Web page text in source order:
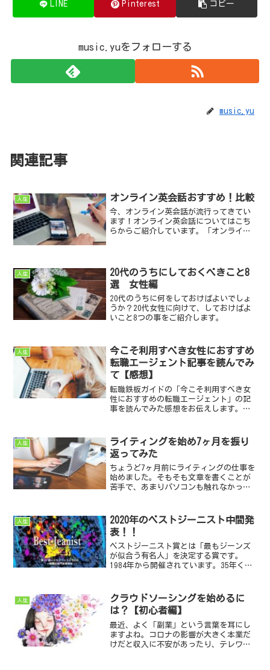
LINE Pinterest コピー
music.yuをフォローする
music.yu
関連記事
人生 オンライン英会話おすすめ！比較
今、オンライン英会話が流行ってきてい
ます！オンライン英会話についてはこち
らからご紹介しています。「オンライン
コンを持っていないけどで...
人生
20代のうちにしておくべきこと8
選 女性編
20代のうちに何をしておけばよいでしょ
うか？20代女性に向けて、しておけばよ
いこと8つの事をご紹介します。
人生
今こそ利用すべき女性におすすめ
転職エージェント記事を読んでみ
て【感想】
転職鉄板ガイドの「今こそ利用すべき女
性におすすめの転職エージェント」の記
事を読んでみた感想をお伝えします。転
うことなど、転職に役立つ情報が満載で
す。ぜひ参考にしてみてください。
人生
ライティングを始め7ヶ月を振り
返ってみた
ちょうど7ヶ月前にライティングの仕事を
始めました。そもそも文章を書くことが
苦手で、あまりパソコンも触れなかった
っとはマシになってきているは
ず・・・。さて、今回はライティ...
人生
2020年のベストジーニスト中間発
表！！
ベストジーニスト賞とは「最もジーンズ
が似合う有名人」を決定する賞です。
1984年から開催されています。35年くら
に知ってもらうという趣旨で行っている
イベントです！一般選...
人生
クラウドソーシングを始めるに
は？【初心者編】
最近、よく「副業」という言葉を耳にし
ますよね。コロナの影響が大きく本業だ
けだと収入に不安があったり、テレワー